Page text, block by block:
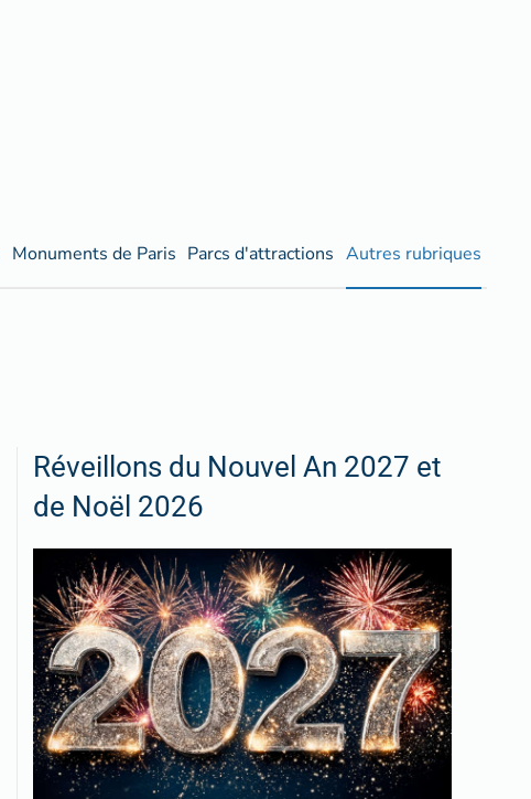
Monuments de Paris Parcs d'attractions Autres rubriques
Réveillons du Nouvel An 2027 et
de Noël 2026